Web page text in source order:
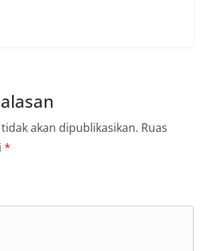
akan dipublikasikan. Ruas
*